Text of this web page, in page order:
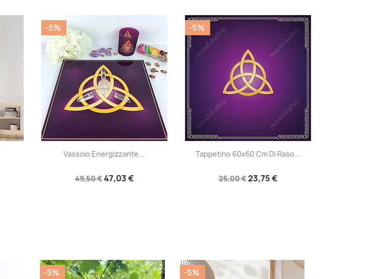
| 
Vassoio Energizzante...
49,50 €47,03 €
-5%
| 
Tappetino 60x60 Cm Di Raso...
25,00 €23,75 €
-5%
-5% -5%